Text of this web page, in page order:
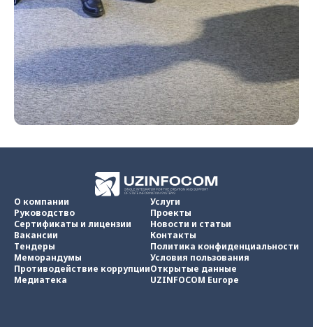
О компании
Руководство
Сертификаты и лицензии
Вакансии
Тендеры
Меморандумы
Противодействие коррупции
Медиатека
Услуги
Проекты
Новости и статьи
Контакты
Политика конфиденциальности
Условия пользования
Открытые данные
UZINFOCOM Europe